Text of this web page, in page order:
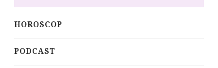
HOROSCOP
PODCAST